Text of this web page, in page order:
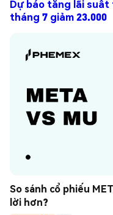
Dự báo tăng lãi
tháng 7 giảm 23.000
So sánh cổ phiếu
lời hơn?